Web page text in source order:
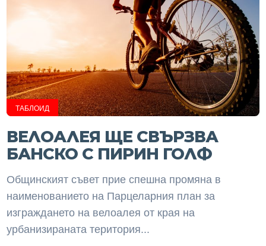
ТАБЛОИД
ВЕЛОАЛЕЯ ЩЕ СВЪРЗВА
БАНСКО С ПИРИН ГОЛФ
Общинският съвет прие спешна промяна в
наименованието на Парцеларния план за
изграждането на велоалея от края на
урбанизираната територия...